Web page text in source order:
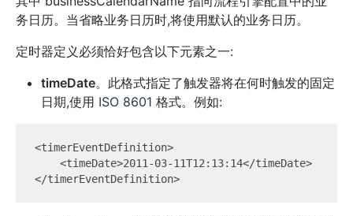
务日历。当省略业务日历时,将使用默认的业务日历。
定时器定义必须恰好包含以下元素之一:
timeDate。此格式指定了触发器将在何时触发的固定
日期,使用 ISO 8601 格式。例如:
<timerEventDefinition>
    <timeDate>2011-03-11T12:13:14</timeDate>